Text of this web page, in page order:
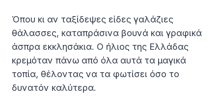
Όπου κι αν ταξίδεψες είδες γαλάζιες
θάλασσες, καταπράσινα βουνά και γραφικά
άσπρα εκκλησάκια. Ο ήλιος της Ελλάδας
κρεμόταν πάνω από όλα αυτά τα μαγικά
τοπία, θέλοντας να τα φωτίσει όσο το
δυνατόν καλύτερα.